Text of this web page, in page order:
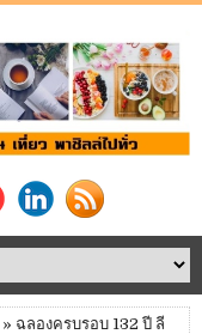
» ฉลองครบรอบ 132 ปี ลี